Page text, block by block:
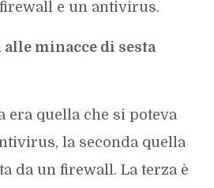
e un antivirus.
minacce di sesta
era quella che si poteva
la seconda quella
da un firewall. La terza è